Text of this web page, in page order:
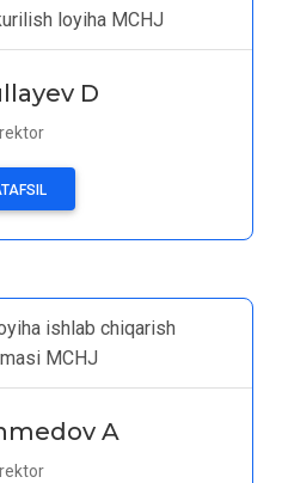
loyiha MCHJ
D
ishlab chiqarish
MCHJ
A